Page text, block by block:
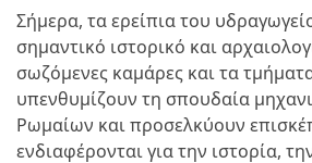
Σήμερα, τα ερείπια του
σημαντικό ιστορικό και
σωζόμενες καμάρες και τα
υπενθυμίζουν τη σπουδαία
Ρωμαίων και προσελκύουν
ενδιαφέρονται για την ιστορία,